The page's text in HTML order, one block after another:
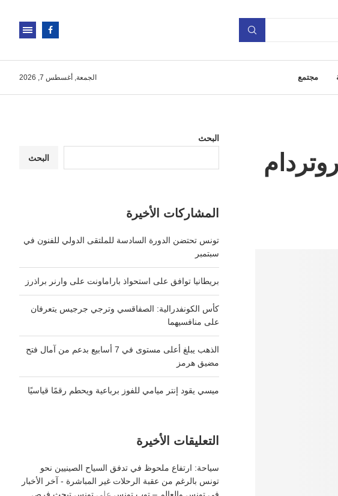
مجتمع الجمعة, أغسطس 7, 2026
البحث
البحث
المشاركات الأخيرة
تونس تحتضن الدورة السادسة للملتقى الدولي للفنون في
سبتمبر
بريطانيا توافق على استحواذ باراماونت على وارنر براذرز
كأس الكونفدرالية: الصفاقسي وترجي جرجيس يتعرفان
على منافسيهما
الذهب يبلغ أعلى مستوى في 7 أسابيع بدعم من آمال فتح
مضيق هرمز
ميسي يقود إنتر ميامي للفوز برباعية ويحطم رقمًا قياسيًا
التعليقات الأخيرة
سياحة: ارتفاع ملحوظ في تدفق السياح الصينيين نحو
تونس بالرغم من عقبة الرحلات غير المباشرة - آخر الأخبار